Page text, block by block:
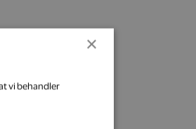
×
vi behandler